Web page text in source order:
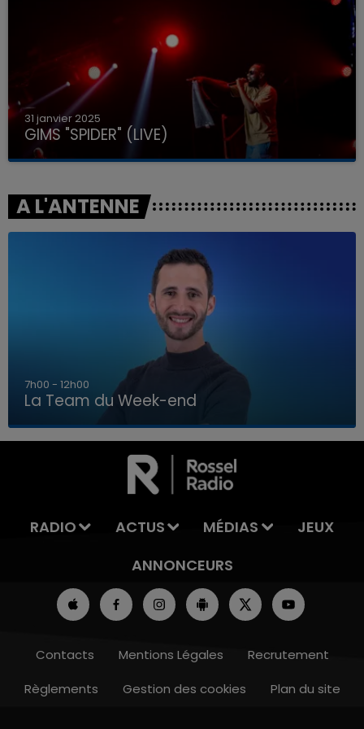
LA TEAM DU WEEK-END
31 janvier 2025
GIMS "SPIDER" (LIVE)
A L'ANTENNE
16h00 - 20h00
La Team du Week-end
RADIO ACTUS MÉDIAS
JEUX
ANNONCEURS
Contacts Mentions Légales
Recrutement
Règlements
Gestion des cookies Plan du site